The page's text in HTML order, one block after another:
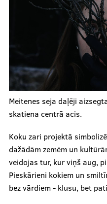
Meitenes seja daļēji
skatiena centrā acis.
Koku zari projektā
dažādām zemēm un
veidojas tur, kur viņš aug,
Pieskārieni kokiem un
bez vārdiem - klusu, bet